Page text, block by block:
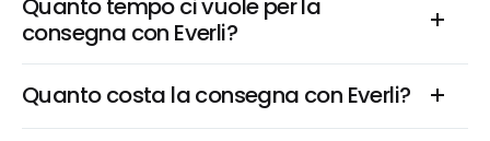
Quanto tempo ci vuole per la
consegna con Everli?
Quanto costa la consegna con Everli?